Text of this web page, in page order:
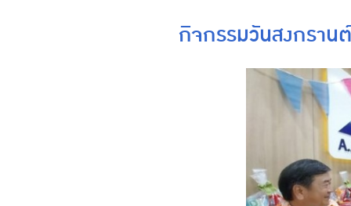
กิจกรรมวันสงกรานต์